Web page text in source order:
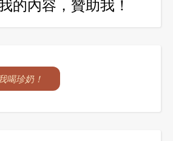
的內容，贊助我！
喝珍奶！